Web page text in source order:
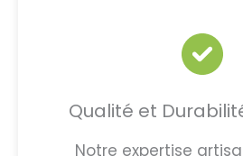
Qualité et
Notre expertise